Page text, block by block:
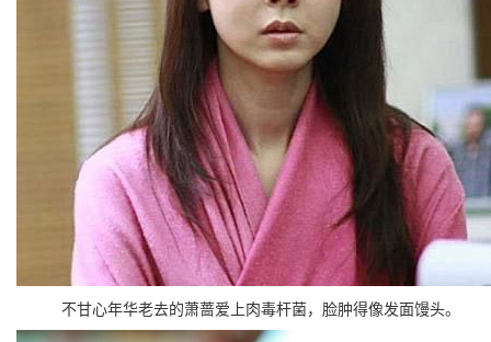
不甘心年华老去的萧蔷爱上肉毒杆菌，脸肿得像发面馒头。